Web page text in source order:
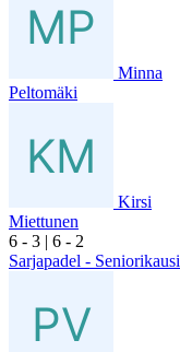
Minna
Peltomäki
Kirsi
Miettunen
6 - 3 | 6 - 2
Sarjapadel -